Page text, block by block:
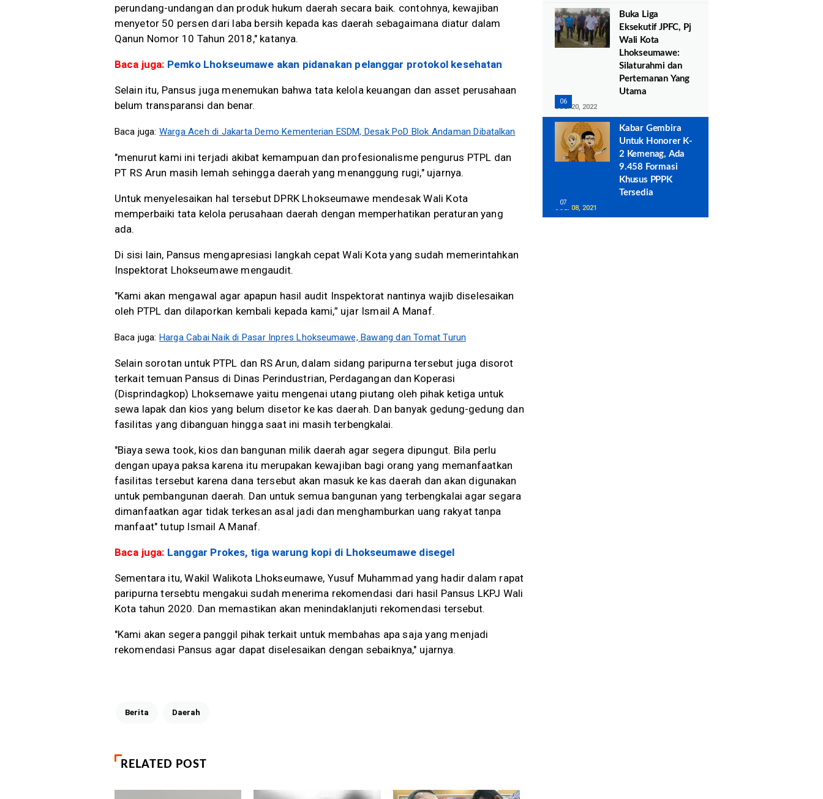
perundang-undangan dan produk hukum daerah secara baik. contohnya, kewajiban
menyetor 50 persen dari laba bersih kepada kas daerah sebagaimana diatur dalam
Qanun Nomor 10 Tahun 2018," katanya.
Baca juga: Pemko Lhokseumawe akan pidanakan pelanggar protokol kesehatan
Selain itu, Pansus juga menemukan bahwa tata kelola keuangan dan asset perusahaan
belum transparansi dan benar.
Baca juga: Warga Aceh di Jakarta Demo Kementerian ESDM, Desak PoD Blok Andaman Dibatalkan
"menurut kami ini terjadi akibat kemampuan dan profesionalisme pengurus PTPL dan
PT RS Arun masih lemah sehingga daerah yang menanggung rugi," ujarnya.
Untuk menyelesaikan hal tersebut DPRK Lhokseumawe mendesak Wali Kota
memperbaiki tata kelola perusahaan daerah dengan memperhatikan peraturan yang
ada.
Di sisi lain, Pansus mengapresiasi langkah cepat Wali Kota yang sudah memerintahkan
Inspektorat Lhokseumawe mengaudit.
"Kami akan mengawal agar apapun hasil audit Inspektorat nantinya wajib diselesaikan
oleh PTPL dan dilaporkan kembali kepada kami,” ujar Ismail A Manaf.
Baca juga: Harga Cabai Naik di Pasar Inpres Lhokseumawe, Bawang dan Tomat Turun
Selain sorotan untuk PTPL dan RS Arun, dalam sidang paripurna tersebut juga disorot
terkait temuan Pansus di Dinas Perindustrian, Perdagangan dan Koperasi
(Disprindagkop) Lhoksemawe yaitu mengenai utang piutang oleh pihak ketiga untuk
sewa lapak dan kios yang belum disetor ke kas daerah. Dan banyak gedung-gedung dan
fasilitas yang dibanguan hingga saat ini masih terbengkalai.
"Biaya sewa took, kios dan bangunan milik daerah agar segera dipungut. Bila perlu
dengan upaya paksa karena itu merupakan kewajiban bagi orang yang memanfaatkan
fasilitas tersebut karena dana tersebut akan masuk ke kas daerah dan akan digunakan
untuk pembangunan daerah. Dan untuk semua bangunan yang terbengkalai agar segara
dimanfaatkan agar tidak terkesan asal jadi dan menghamburkan uang rakyat tanpa
manfaat" tutup Ismail A Manaf.
Baca juga: Langgar Prokes, tiga warung kopi di Lhokseumawe disegel
Sementara itu, Wakil Walikota Lhokseumawe, Yusuf Muhammad yang hadir dalam rapat
paripurna tersebtu mengakui sudah menerima rekomendasi dari hasil Pansus LKPJ Wali
Kota tahun 2020. Dan memastikan akan menindaklanjuti rekomendasi tersebut.
"Kami akan segera panggil pihak terkait untuk membahas apa saja yang menjadi
rekomendasi Pansus agar dapat diselesaikan dengan sebaiknya," ujarnya.
Berita Daerah
RELATED POST
Buka Liga
Eksekutif JPFC, Pj
Wali Kota
Lhokseumawe:
Silaturahmi dan
Pertemanan Yang
Utama
JULI 20, 2022
Kabar Gembira
Untuk Honorer K-
2 Kemenag, Ada
9.458 Formasi
Khusus PPPK
Tersedia
JULI 08, 2021